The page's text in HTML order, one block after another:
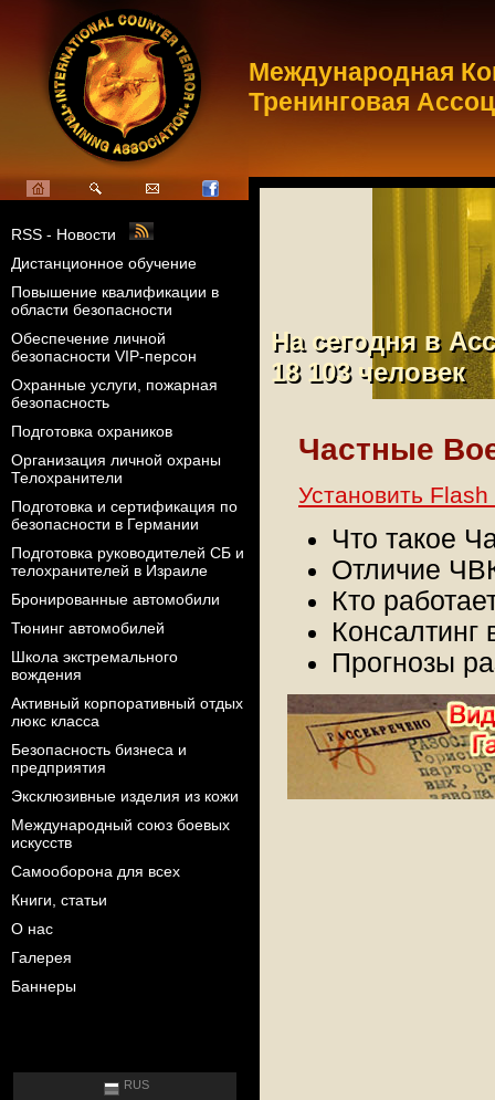
Международная
Тренинговая
RSS - Новости
Дистанционное обучение
Повышение квалификации в
области безопасности
Обеспечение личной
безопасности VIP-персон
Охранные услуги, пожарная
безопасность
Подготовка охраников
Организация личной охраны
Телохранители
Подготовка и сертификация по
безопасности в Германии
Подготовка руководителей СБ и
телохранителей в Израиле
Бронированные автомобили
Тюнинг автомобилей
Школа экстремального
вождения
Активный корпоративный отдых
люкс класса
Безопасность бизнеса и
предприятия
Эксклюзивные изделия из кожи
Международный союз боевых
искусств
Самооборона для всех
Книги, статьи
О нас
Галерея
Баннеры
RUS
На сегодня в
18 103 человек
На сегодня в
18 103человек
Частные
Установить
Что
Отличие
Кто
Консалтинг
Прогнозы